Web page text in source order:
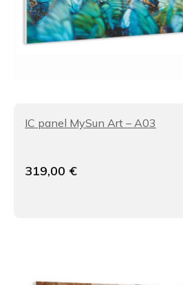
IC panel MySun Art – A03
319,00 €